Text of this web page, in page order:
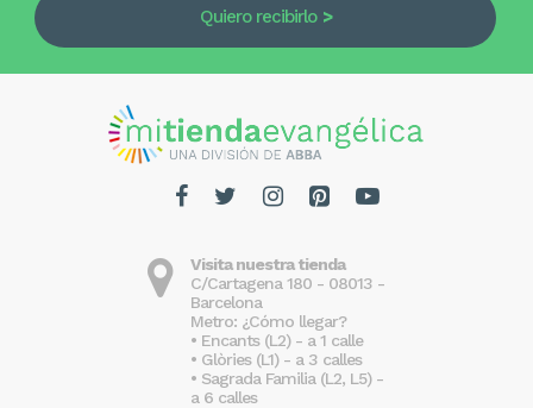
Quiero recibirlo
Visita nuestra tienda
C/Cartagena 180 - 08013 -
Barcelona
Metro: ¿Cómo llegar?
• Encants (L2) - a 1 calle
• Glòries (L1) - a 3 calles
• Sagrada Familia (L2, L5) -
a 6 calles